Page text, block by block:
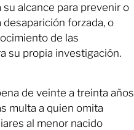
alcance para prevenir o
forzada, o
de las
su propia investigación.
de veinte a treinta años
multa a quien omita
al menor nacido